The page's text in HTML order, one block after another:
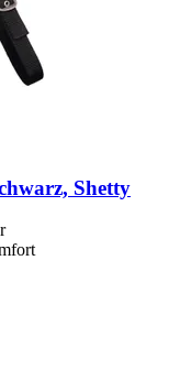
Shetty